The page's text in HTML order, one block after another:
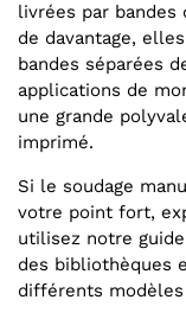
livrées par bandes
de davantage,
bandes séparées
applications de
une grande
imprimé.
Si le soudage
votre point fort,
utilisez notre
des bibliothèques
différents modèles